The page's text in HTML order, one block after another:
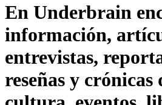
En Underbrain
información,
entrevistas,
reseñas y crónicas